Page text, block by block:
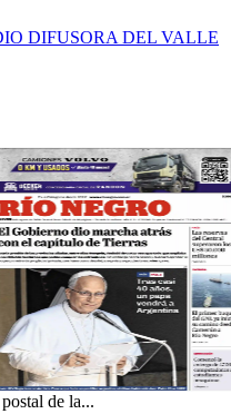
DIFUSORA DEL VALLE
de la...